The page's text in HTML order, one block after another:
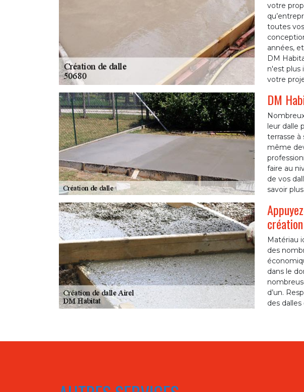
votre
toutes
années,
DM
n'est plus
votre
DM
leur dalle
terrasse
même
faire au
de vos
savoir
Matériau
des
dans le
d’un.
des